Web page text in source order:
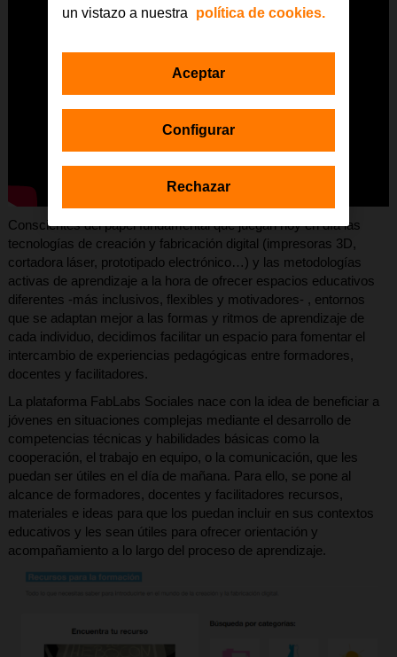
Conscientes del papel fundamental que juegan hoy en día las
tecnologías de creación y fabricación digital (impresoras 3D,
cortadora láser, prototipado electrónico…) y las metodologías
activas de aprendizaje a la hora de ofrecer espacios educativos
diferentes -más inclusivos, flexibles y motivadores- , entornos
que se adaptan mejor a las formas y ritmos de aprendizaje de
cada individuo, decidimos facilitar un espacio para fomentar el
intercambio de experiencias pedagógicas entre formadores,
docentes y facilitadores.
La plataforma FabLabs Sociales nace con la idea de beneficiar a
jóvenes en situaciones complejas mediante el desarrollo de
competencias técnicas y habilidades básicas como la
cooperación, el trabajo en equipo, o la comunicación, que les
puedan ser útiles en el día de mañana. Para ello, se pone al
alcance de formadores, docentes y facilitadores recursos,
materiales e ideas para que los puedan incluir en sus contextos
educativos y les sean útiles para ofrecer orientación y
acompañamiento a lo largo del proceso de aprendizaje.
un vistazo a nuestra
política de cookies.
Configurar
Rechazar
Aceptar